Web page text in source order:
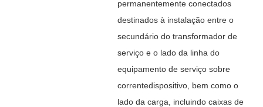
permanentemente conectados
destinados à instalação entre o
secundário do transformador de
serviço e o lado da linha do
equipamento de serviço sobre
correntedispositivo, bem como o
lado da carga, incluindo caixas de